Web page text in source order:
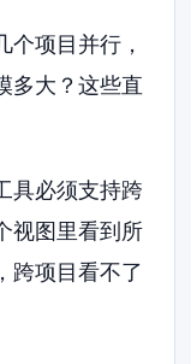
个项目并行，
多大？这些直
具必须支持跨
视图里看到所
跨项目看不了